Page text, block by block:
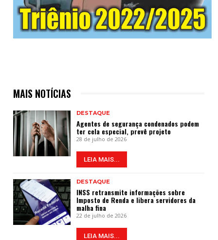
MAIS NOTÍCIAS
DESTAQUE
Agentes de segurança condenados podem
ter cela especial, prevê projeto
28 de julho de 2026
LEIA MAIS...
DESTAQUE
INSS retransmite informações sobre
Imposto de Renda e libera servidores da
malha fina
22 de julho de 2026
LEIA MAIS...